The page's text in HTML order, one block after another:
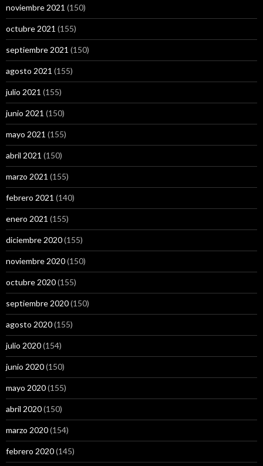
noviembre 2021 (150)
octubre 2021 (155)
septiembre 2021 (150)
agosto 2021 (155)
julio 2021 (155)
junio 2021 (150)
mayo 2021 (155)
abril 2021 (150)
marzo 2021 (155)
febrero 2021 (140)
enero 2021 (155)
diciembre 2020(155)
noviembre 2020(150)
octubre 2020(155)
septiembre 2020(150)
agosto 2020(155)
julio 2020(154)
junio 2020(150)
mayo 2020(155)
abril 2020(150)
marzo 2020(154)
febrero 2020(145)